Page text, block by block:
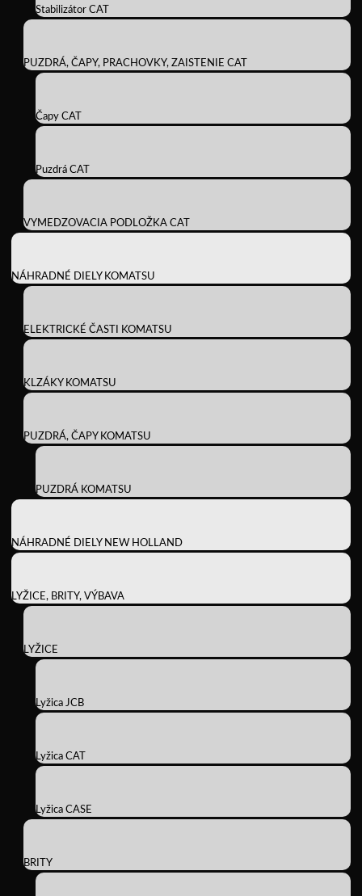
Stabilizátor CAT
PUZDRÁ, ČAPY, PRACHOVKY, ZAISTENIE CAT
Čapy CAT
Puzdrá CAT
VYMEDZOVACIA PODLOŽKA CAT
NÁHRADNÉ DIELY KOMATSU
ELEKTRICKÉ ČASTI KOMATSU
KLZÁKY KOMATSU
PUZDRÁ, ČAPY KOMATSU
PUZDRÁ KOMATSU
NÁHRADNÉ DIELY NEW HOLLAND
LYŽICE, BRITY, VÝBAVA
LYŽICE
Lyžica JCB
Lyžica CAT
Lyžica CASE
BRITY